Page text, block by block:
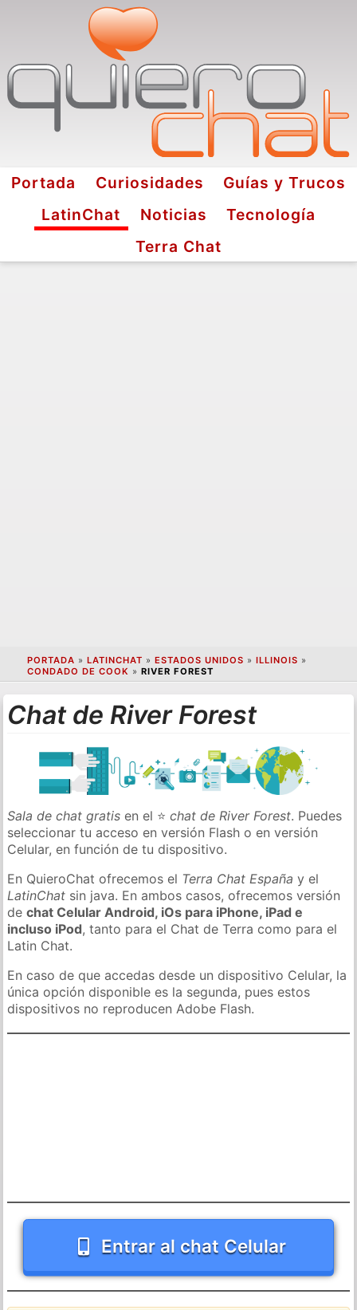
Portada Curiosidades
Guías y Trucos
LatinChat
Noticias
Tecnología
Terra Chat
PORTADA » LATINCHAT » ESTADOS UNIDOS » ILLINOIS »
CONDADO DE COOK » RIVER FOREST
Chat de River Forest
Sala de chat gratis en el ⭐chat de River Forest. Puedes
seleccionar tu acceso en versión Flash o en versión
Celular, en función de tu dispositivo.
En QuieroChat ofrecemos el Terra Chat España y el
LatinChat sin java. En ambos casos, ofrecemos versión
dechat Celular Android, iOs para iPhone, iPad e
incluso iPod, tanto para el Chat de Terra como para el
Latin Chat.
En caso de que accedas desde un dispositivo Celular, la
única opción disponible es la segunda, pues estos
dispositivos no reproducen Adobe Flash.
Entrar al chat Celular